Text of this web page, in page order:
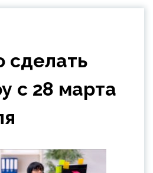
сделать
с 28 марта